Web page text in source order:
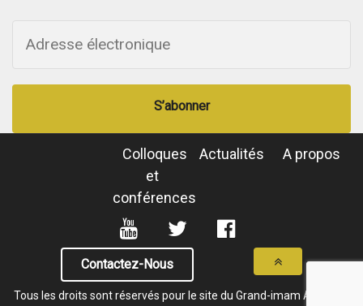
S’abonner
A propos
Actualités
Colloques
et
conférences
Contactez-Nous
Tous les droits sont réservés pour le site du Grand-imam Al-Tayeb